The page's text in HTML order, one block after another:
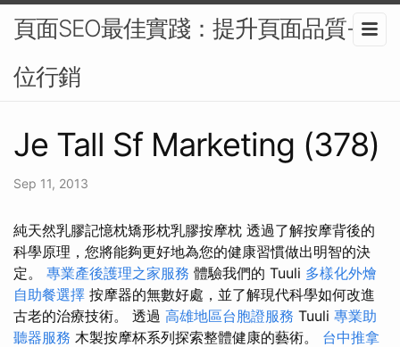
頁面SEO最佳實踐：提升頁面品質-數
位行銷
Je Tall Sf Marketing (378)
Sep 11, 2013
純天然乳膠記憶枕矯形枕乳膠按摩枕 透過了解按摩背後的
科學原理，您將能夠更好地為您的健康習慣做出明智的決
定。 專業產後護理之家服務 體驗我們的 Tuuli 多樣化外燴
自助餐選擇 按摩器的無數好處，並了解現代科學如何改進
古老的治療技術。 透過 高雄地區台胞證服務 Tuuli 專業助
聽器服務 木製按摩杯系列探索整體健康的藝術。 台中推拿